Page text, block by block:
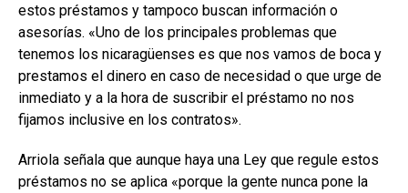
estos préstamos y tampoco buscan información o
asesorías. «Uno de los principales problemas que
tenemos los nicaragüenses es que nos vamos de boca y
prestamos el dinero en caso de necesidad o que urge de
inmediato y a la hora de suscribir el préstamo no nos
fijamos inclusive en los contratos».
Arriola señala que aunque haya una Ley que regule estos
préstamos no se aplica «porque la gente nunca pone la